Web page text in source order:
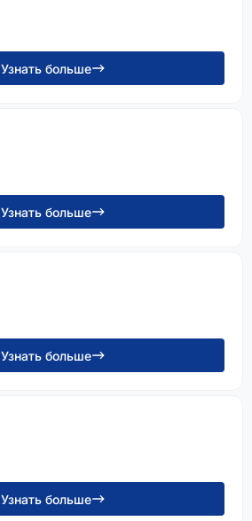
Узнать больше
Узнать больше
Узнать больше
Узнать больше